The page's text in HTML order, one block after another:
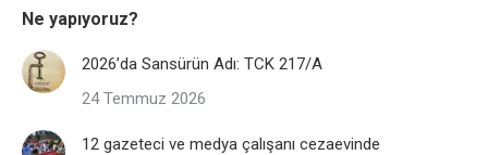
Ne yapıyoruz?
2026’da Sansürün Adı: TCK 217/A
24 Temmuz 2026
12 gazeteci ve medya çalışanı cezaevinde